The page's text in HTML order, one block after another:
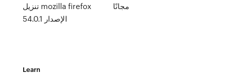
تنزيل mozilla firefox
الإصدار 54.0.1
مجانًا
Learn